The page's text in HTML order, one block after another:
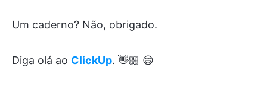
Um caderno? Não, obrigado.
Diga olá ao ClickUp. 👋🏼 😄